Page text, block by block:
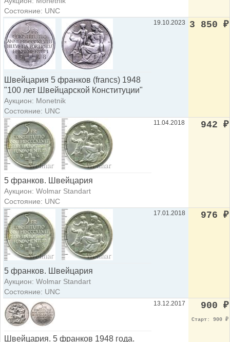
Состояние: UNC
Швейцария 5 франков (francs) 1948
"100 лет Швейцарской Конституции"
Аукцион: Monetnik
Состояние: UNC
19.10.2023 3 850 ₽
5 франков. Швейцария
Аукцион: Wolmar Standart
Состояние: UNC
11.04.2018 942 ₽
5 франков. Швейцария
Аукцион: Wolmar Standart
Состояние: UNC
17.01.2018 976 ₽
Швейцария. 5 франков 1948 года.
13.12.2017 900 ₽
Старт: 900 ₽